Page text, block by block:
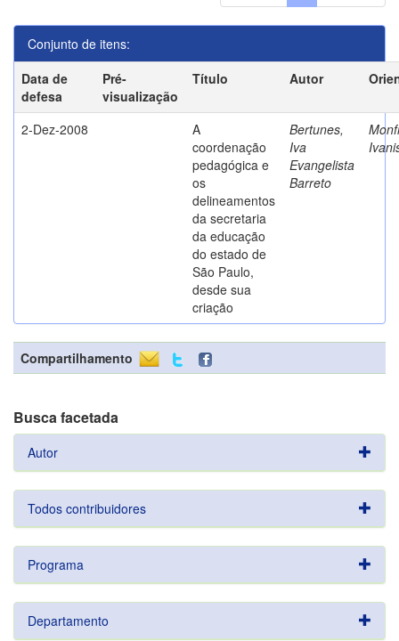
Conjunto de itens:
Data de
defesa
Pré-
visualização
Título Autor
2-Dez-2008
A
coordenação
pedagógica e
os
delineamentos
da secretaria
da educação
do estado de
São Paulo,
desde sua
criação
Bertunes,
Iva
Evangelista
Barreto
Compartilhamento
Busca facetada
Autor
Todos contribuidores
Programa
Departamento